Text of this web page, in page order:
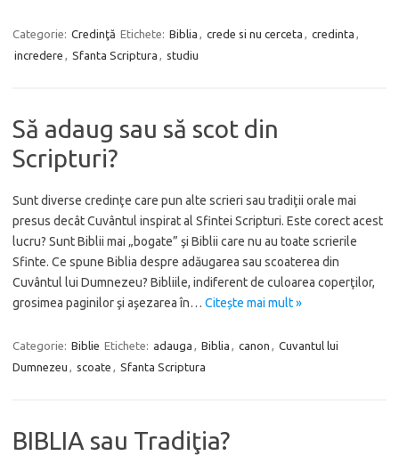
Categorie: Credinţă Etichete: Biblia crede si nu cerceta credinta
incredere
Sfanta Scriptura studiu
Să adaug sau să scot din
Scripturi?
Sunt diverse credinţe care pun alte scrieri sau tradiţii orale mai
presus decât Cuvântul inspirat al Sfintei Scripturi. Este corect acest
lucru? Sunt Biblii mai „bogate” şi Biblii care nu au toate scrierile
Sfinte. Ce spune Biblia despre adăugarea sau scoaterea din
Cuvântul lui Dumnezeu? Bibliile, indiferent de culoarea coperţilor,
grosimea paginilor şi aşezarea în… Citește mai mult »
Categorie: Biblie Etichete: adauga Biblia canon
Cuvantul lui
Dumnezeu
scoate Sfanta Scriptura
BIBLIA sau Tradiţia?